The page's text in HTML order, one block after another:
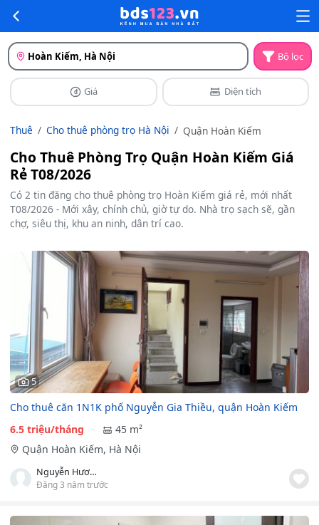
Hoàn Kiếm, Hà Nội Bộ lọc
Giá Diện tích
Thuê Cho thuê phòng trọ Hà Nội Quận Hoàn Kiếm
Cho Thuê Phòng Trọ Quận Hoàn Kiếm Giá
Rẻ T08/2026
Có 2 tin đăng cho thuê phòng trọ Hoàn Kiếm giá rẻ, mới nhất
T08/2026 - Mới xây, chính chủ, giờ tự do. Nhà trọ sạch sẽ, gần
chợ, siêu thị, khu an ninh, dân trí cao.
5
Cho thuê căn 1N1K phố Nguyễn Gia Thiều, quận Hoàn Kiếm
6.5 triệu/tháng
45 m²
Quận Hoàn Kiếm, Hà Nội
Nguyễn Hương
Đăng 3 năm trước